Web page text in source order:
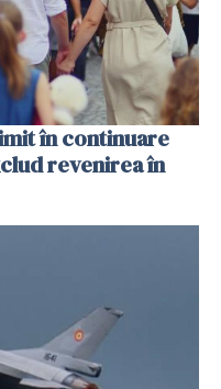
în continuare
revenirea în